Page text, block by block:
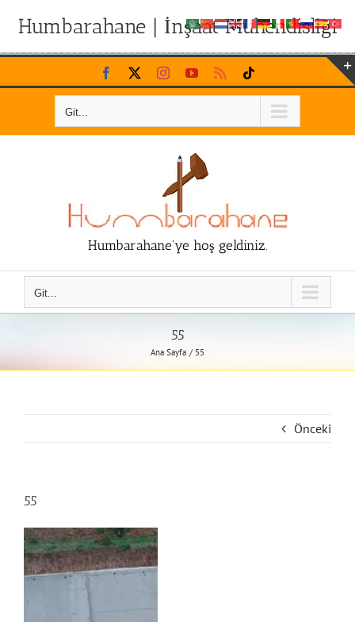
Humbarahane | İnşaat Mühendisliği
Skip
to
Facebook InstagramYouTubeRss
Git...
Humbarahane'ye hoş geldiniz.
Git...
55
Ana Sayfa 55
Önceki
55